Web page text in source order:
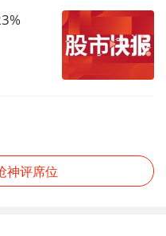
神评席位